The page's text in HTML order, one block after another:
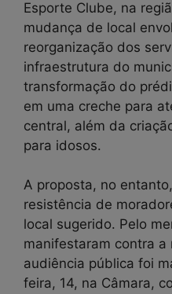
Esporte Clube, na
mudança de local
reorganização dos
infraestrutura do
transformação do
em uma creche para
central, além da
para idosos.
A proposta, no
resistência de
local sugerido. Pelo
manifestaram contra a
audiência pública foi
feira, 14, na Câmara,